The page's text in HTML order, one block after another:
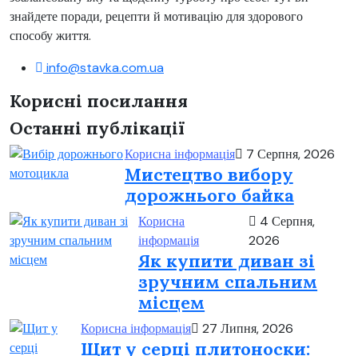
знайдете поради, рецепти й мотивацію для здорового
способу життя.
info@stavka.com.ua
Корисні посилання
Останні публікації
Корисна інформація 7 Серпня, 2026
Мистецтво вибору
дорожнього байка
Корисна
інформація
4 Серпня,
2026
Як купити диван зі
зручним спальним
місцем
Корисна інформація 27 Липня, 2026
Щит у серці плитоноски: